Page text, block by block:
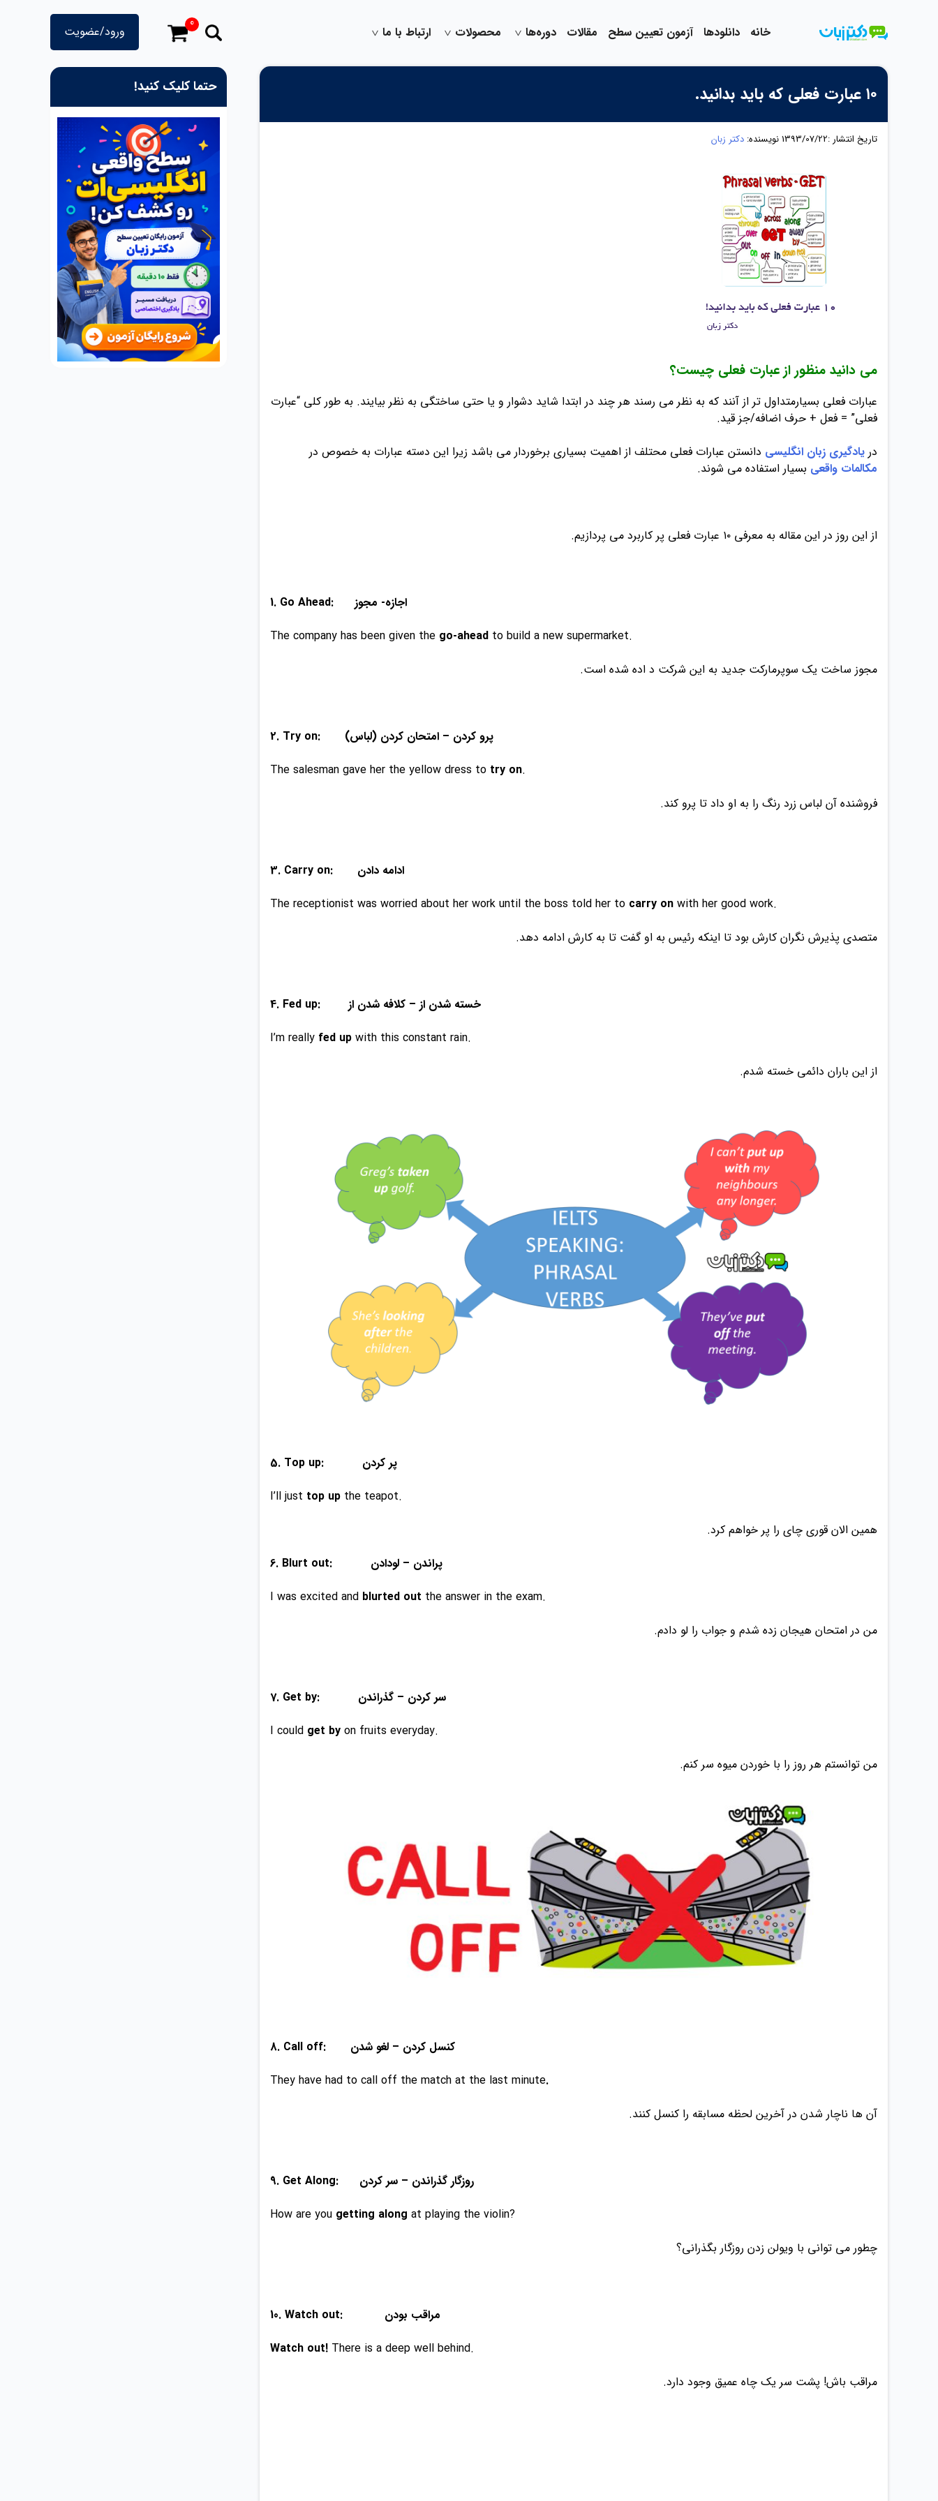
خانه دانلودها آزمون تعیین سطح مقالات دوره‌ها محصولات ارتباط با ما ورود/عضویت
0
حتما کلیک کنید! ۱۰ عبارت فعلی که باید بدانید.
تاریخ انتشار :1393/07/22 نویسنده: دکتر زبان
می دانید منظور از عبارت فعلی چیست؟
عبارات فعلی بسیارمتداول تر از آنند که به نظر می رسند هر چند در ابتدا شاید دشوار و یا حتی ساختگی به نظر بیایند. به طور کلی “عبارت
فعلی” = فعل + حرف اضافه/جز قید.
در یادگیری زبان انگلیسی دانستن عبارات فعلی محتلف از اهمیت بسیاری برخوردار می باشد زیرا این دسته عبارات به خصوص در
مکالمات واقعی بسیار استفاده می شوند.
از این روز در این مقاله به معرفی ۱۰ عبارت فعلی پر کاربرد می پردازیم.
The company has been given the go-ahead to build a new supermarket.
مجوز ساخت یک سوپرمارکت جدید به این شرکت د اده شده است.
The salesman gave her the yellow dress to try on.
فروشنده آن لباس زرد رنگ را به او داد تا پرو کند.
The receptionist was worried about her work until the boss told her to carry on with her good work.
متصدی پذیرش نگران کارش بود تا اینکه رئیس به او گفت تا به کارش ادامه دهد.
I’m really fed up with this constant rain.
از این باران دائمی خسته شدم.
I’ll just top up the teapot.
همین الان قوری چای را پر خواهم کرد.
I was excited and blurted out the answer in the exam.
من در امتحان هیجان زده شدم و جواب را لو دادم.
I could get by on fruits everyday.
من توانستم هر روز را با خوردن میوه سر کنم.
They have had to call off the match at the last minute.
آن ها ناچار شدن در آخرین لحظه مسابقه را کنسل کنند.
How are you getting along at playing the violin?
چطور می توانی با ویولن زدن روزگار بگذرانی؟
Watch out! There is a deep well behind.
مراقب باش! پشت سر یک چاه عمیق وجود دارد.